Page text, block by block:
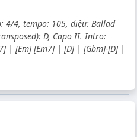
4/4, tempo: 105, điệu: Ballad
D, Capo II. Intro:
| [Em] [Em7] | [D] | [Gbm]-[D] |